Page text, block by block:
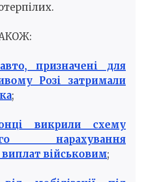
призначені для
Розі затримали
;
викрили схему
нарахування
військовим;